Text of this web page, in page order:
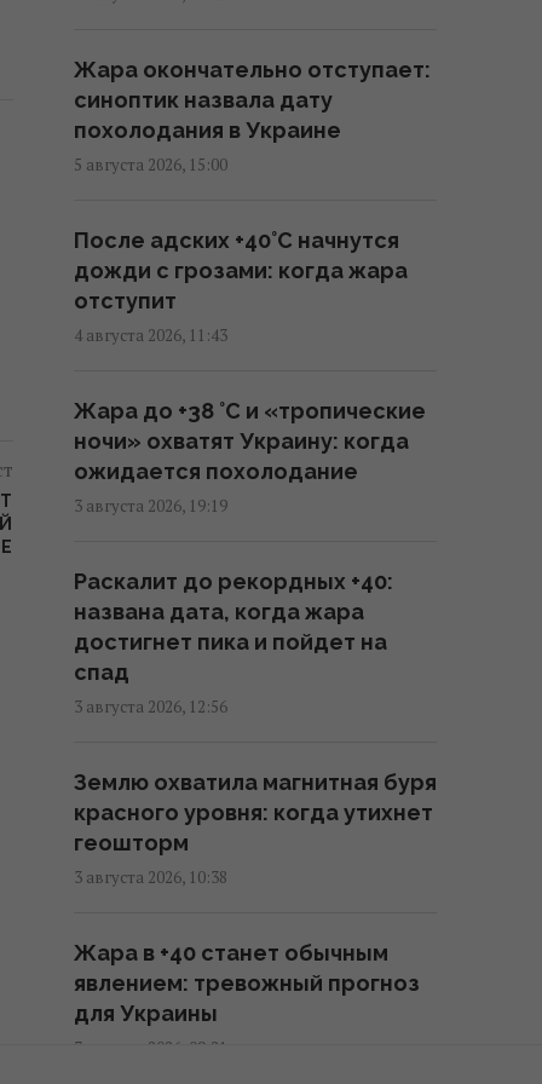
11:43 четверг, 06 августа 2026
Число вылетов авиации НАТО
10:47 четверг, 06 августа 2026
Вместо расширения ЕС: экс-
союз
09:29 четверг, 06 августа 2026
ПВО, – WP
08:58 четверг, 06 августа 2026
Разведка США помогла Украине
06:48 четверг, 06 августа 2026
Разведывательные отношения
Politico
01:22 четверг, 06 августа 2026
Жара окончательно отступает:
синоптик назвала дату
похолодания в Украине
5 августа 2026, 15:00
После адских +40°C начнутся
дожди с грозами: когда жара
отступит
4 августа 2026, 11:43
Жара до +38 °С и «тропические
ночи» охватят Украину: когда
ожидается похолодание
3 августа 2026, 19:19
Раскалит до рекордных +40:
названа дата, когда жара
достигнет пика и пойдет на
спад
3 августа 2026, 12:56
Землю охватила магнитная буря
красного уровня: когда утихнет
геошторм
3 августа 2026, 10:38
Жара в +40 станет обычным
явлением: тревожный прогноз
для Украины
3 августа 2026, 09:21